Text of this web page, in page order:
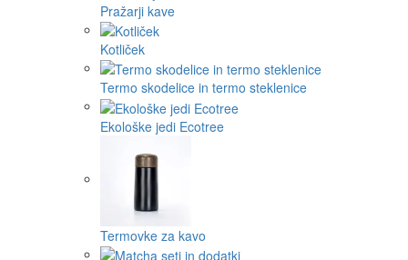
Pražarji kave
Kotliček
Termo skodelice in termo steklenice
Ekološke jedi Ecotree
Termovke za kavo